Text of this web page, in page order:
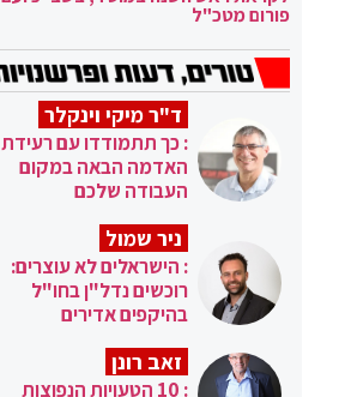
פורום מטכ"ל
ד"ר מיקי וינקלר
: כך תתמודדו עם רעידת
האדמה הבאה במקום
העבודה שלכם
ניר שמול
: הישראלים לא עוצרים:
רוכשים נדל"ן בחו"ל
בהיקפים אדירים
זאב רונן
: 10 הטעויות הנפוצות